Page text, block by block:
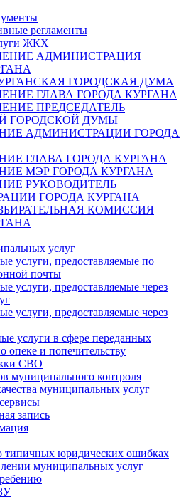
регламенты
ЖКХ
АДМИНИСТРАЦИЯ
ГОРОДСКАЯ ДУМА
ГЛАВА ГОРОДА КУРГАНА
ПРЕДСЕДАТЕЛЬ
ГОРОДСКОЙ ДУМЫ
АДМИНИСТРАЦИИ ГОРОДА
ГЛАВА ГОРОДА КУРГАНА
МЭР ГОРОДА КУРГАНА
РУКОВОДИТЕЛЬ
ГОРОДА КУРГАНА
КОМИССИЯ
услуг
услуги, предоставляемые по
почты
услуги, предоставляемые через
услуги, предоставляемые через
услуги в сфере переданных
опеке и попечительству
СВО
муниципального контроля
муниципальных услуг
запись
типичных юридических ошибках
муниципальных услуг